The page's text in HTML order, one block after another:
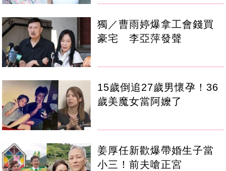
獨／曹雨婷爆拿工會錢買
豪宅 李亞萍發聲
15歲倒追27歲男懷孕！36
歲美魔女當阿嬤了
姜厚任新歡爆帶婚生子當
小三！前夫嗆正宮